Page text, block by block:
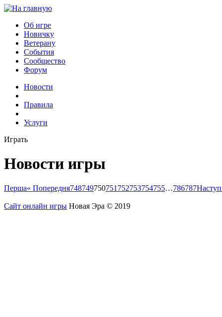
Об игре
Новичку
Ветерану
События
Сообщество
Форум
Новости
Правила
Услуги
Играть
Новости игры
Перша« Попередня748749750751 752753754755…786787
Сайт онлайн игры Новая Эра © 2019